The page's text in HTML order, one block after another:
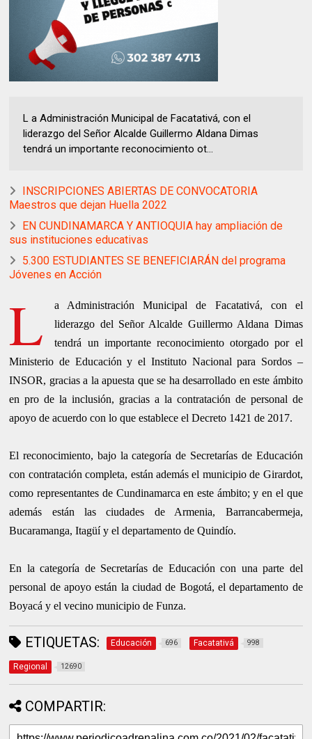
L a Administración Municipal de Facatativá, con el
liderazgo del Señor Alcalde Guillermo Aldana Dimas
tendrá un importante reconocimiento ot...
INSCRIPCIONES ABIERTAS DE CONVOCATORIA
Maestros que dejan Huella 2022
EN CUNDINAMARCA Y ANTIOQUIA hay ampliación de
sus instituciones educativas
5.300 ESTUDIANTES SE BENEFICIARÁN del programa
Jóvenes en Acción
L
a Administración Municipal de Facatativá, con el
liderazgo del Señor Alcalde Guillermo Aldana Dimas
tendrá un importante reconocimiento otorgado por el
Ministerio de Educación y el Instituto Nacional para Sordos –
INSOR, gracias a la apuesta que se ha desarrollado en este ámbito
en pro de la inclusión, gracias a la contratación de personal de
apoyo de acuerdo con lo que establece el Decreto 1421 de 2017.
El reconocimiento, bajo la categoría de Secretarías de Educación
con contratación completa, están además el municipio de Girardot,
como representantes de Cundinamarca en este ámbito; y en el que
además están las ciudades de Armenia, Barrancabermeja,
Bucaramanga, Itagüí y el departamento de Quindío.
En la categoría de Secretarías de Educación con una parte del
personal de apoyo están la ciudad de Bogotá, el departamento de
Boyacá y el vecino municipio de Funza.
ETIQUETAS: Educación 696 Facatativá 998
Regional 12690
COMPARTIR: